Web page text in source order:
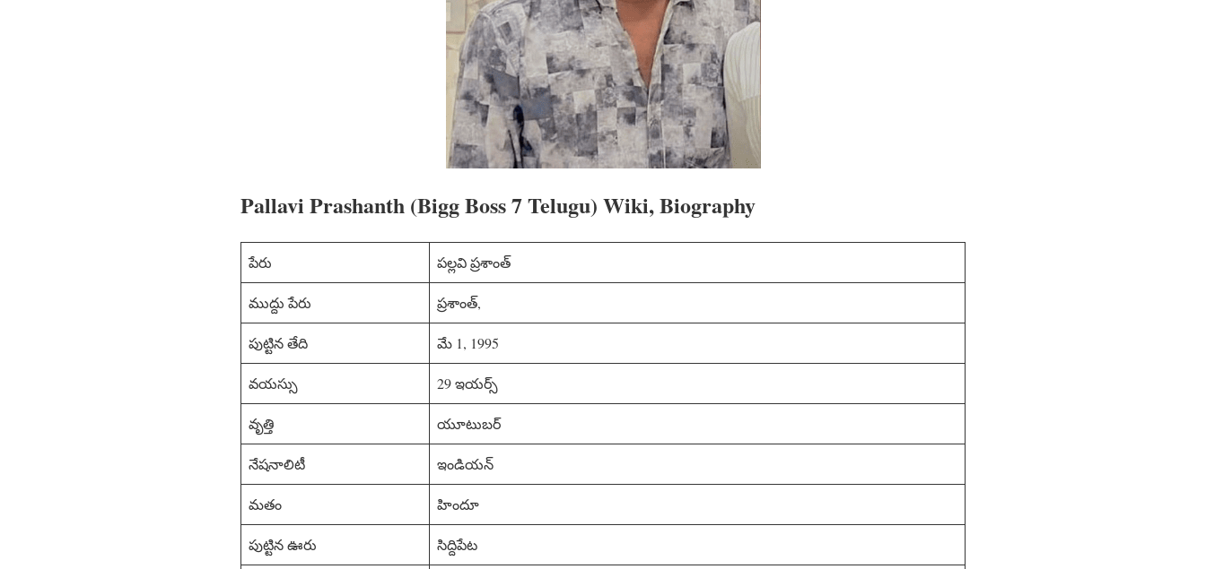
Pallavi Prashanth (Bigg Boss 7 Telugu) Wiki, Biography
పేరు పల్లవి ప్రశాంత్
ముద్దు పేరు ప్రశాంత్,
పుట్టిన తేది మే 1, 1995
వయస్సు 29 ఇయర్స్
వృత్తి యూటుబర్
నేషనాలిటీ ఇండియన్
మతం హిందూ
పుట్టిన ఊరు సిద్దిపేట